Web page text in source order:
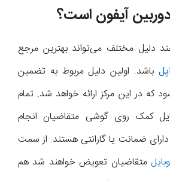
آیفون است؟
دلیل مختلف می‌تواند بهترین مرجع
باشد. اولین دلیل مربوط به تضمین
که در این مرکز ارائه خواهد شد. تمام
کمک روی گوشی متقاضیان انجام
ضمانت یا گارانتی هستند. از سمت
متقاضیان تعویض خواهند شد هم